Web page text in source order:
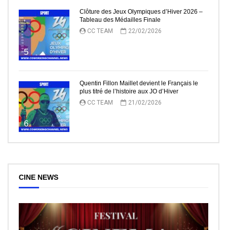
5
Clôture des Jeux Olympiques d’Hiver 2026 –
Tableau des Médailles Finale
CC TEAM
22/02/2026
6
Quentin Fillon Maillet devient le Français le
plus titré de l’histoire aux JO d’Hiver
CC TEAM
21/02/2026
CINE NEWS